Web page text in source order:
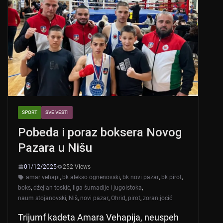
SPORT SVE VESTI
Pobeda i poraz boksera Novog
Pazara u Nišu
01/12/2025
252 Views
amar vehapi, bk alekso ognenovski, bk novi pazar, bk pirot,
boks, džejlan toskić, liga šumadije i jugoistoka,
naum stojanovski, Niš, novi pazar, Ohrid, pirot, zoran jocić
Trijumf kadeta Amara Vehapija, neuspeh